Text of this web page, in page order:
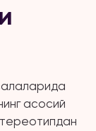
асосий